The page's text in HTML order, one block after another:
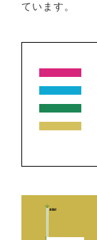
ています。